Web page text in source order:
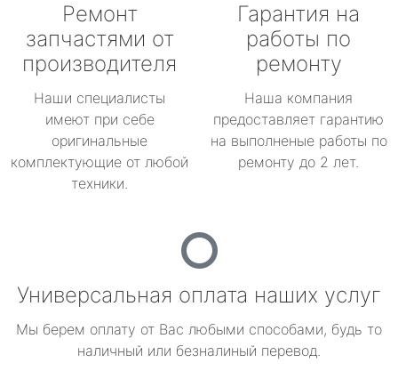
Ремонт
запчастями от
производителя
Наши специалисты
имеют при себе
оригинальные
комплектующие от любой
техники.
Гарантия на
работы по
ремонту
Наша компания
предоставляет гарантию
на выполненые работы по
ремонту до 2 лет.
Универсальная оплата наших услуг
Мы берем оплату от Вас любыми способами, будь то
наличный или безналиный перевод.